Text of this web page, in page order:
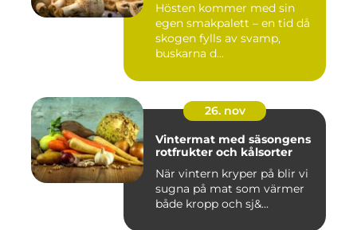
Hösten kommer med sin
egen smakpalett – en tid då
skogen fylls av svamp,
buskarna d...
26. nov
Vintermat med säsongens
rotfrukter och kålsorter
När vintern kryper på blir vi
sugna på mat som värmer
både kropp och sj&...